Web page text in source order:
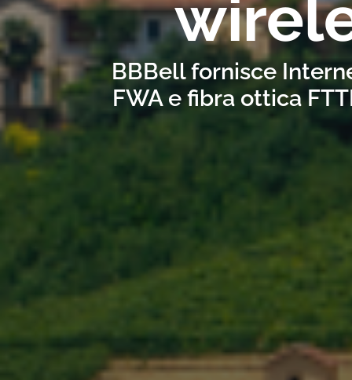
BBBell fornisce
FWA e fibra ottica